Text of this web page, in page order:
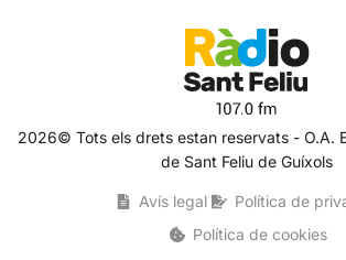
2026© Tots els drets estan reservats - O.A.
de Sant Feliu de Guíxols
Avís legal
Política de
Política de cookies